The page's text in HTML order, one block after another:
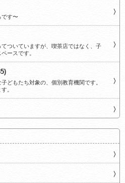
です〜
てついていますが、喫茶店ではなく、子
ースです。
どもたち対象の、個別教育機関です。
。